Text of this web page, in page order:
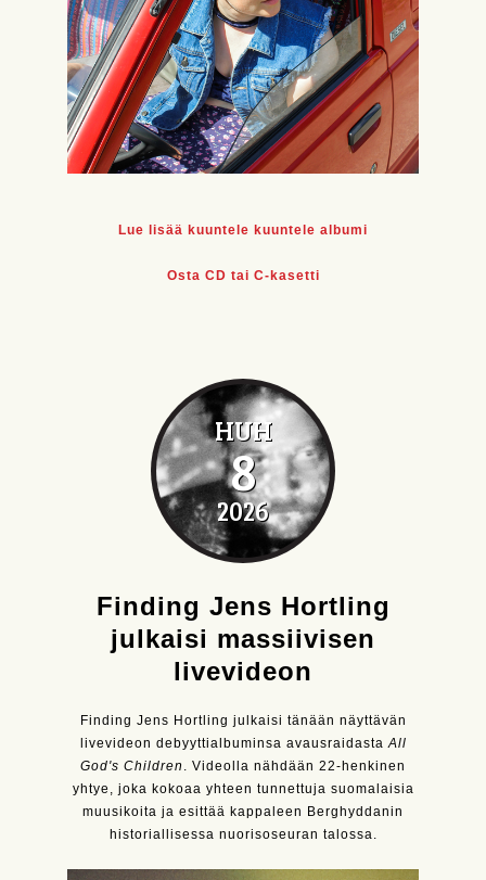
Lue lisää kuuntele kuuntele albumi
Osta CD tai C-kasetti
HUH
8
2026
Finding Jens Hortling
julkaisi massiivisen
livevideon
Finding Jens Hortling julkaisi tänään näyttävän
livevideon debyyttialbuminsa avausraidastaAll
God's Children . Videolla nähdään 22-henkinen
yhtye, joka kokoaa yhteen tunnettuja suomalaisia
muusikoita ja esittää kappaleen Berghyddanin
historiallisessa nuorisoseuran talossa.